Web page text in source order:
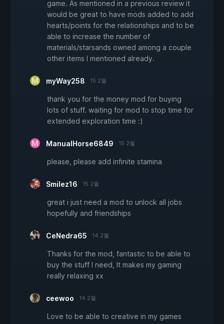
game. As mentioned in a previous review it
would be great to have mods added to add
hearts/points for the relationships and to be
able to increase the number of
materials/starsands owned among a couple
other items I mentioned already.
myWay258 15 2월
thank you for the money mod for buying
lots of stuff. waiting for mod to stop time for
extended exploration time :)
ManualHorse6849 15 2월
please, please add infinite stamina
Smilez16 15 2월
great i just need a mod to unlock all jobs
hopefully and friendships
CeNedra65 14 2월
Thanks for the mod, fantastic to be able to
buy the stuff I need, It makes my gaming
really relaxing xx
ceewoo 14 2월
Love to be able to creative in my games